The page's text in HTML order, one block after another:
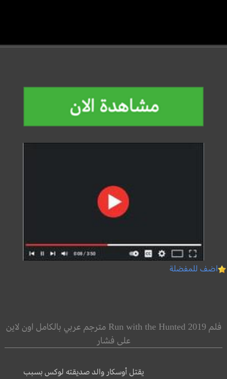
اضف للمفضلة
فلم Run with the Hunted 2019 مترجم عربي بالكامل اون لاين
على فشار
يقتل أوسكار والد صديقته لوكس بسبب